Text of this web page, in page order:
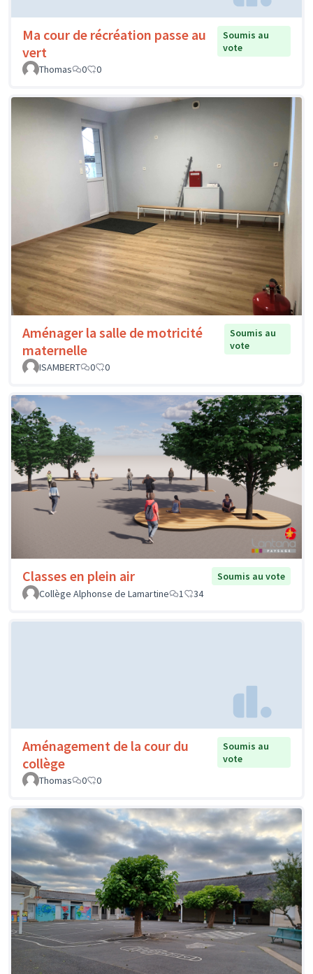
Ma cour de récréation passe au
vert
Soumis au
vote
Thomas
0 0
Aménager la salle de motricité
maternelle
Soumis au
vote
ISAMBERT
0 0
Classes en plein air
Soumis au vote
Collège Alphonse de Lamartine
1 34
Aménagement de la cour du
collège
Soumis au
vote
Thomas
0 0